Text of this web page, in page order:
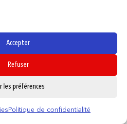
Accepter
Refuser
les préférences
Politique de confidentialité
– POP Keychain
€